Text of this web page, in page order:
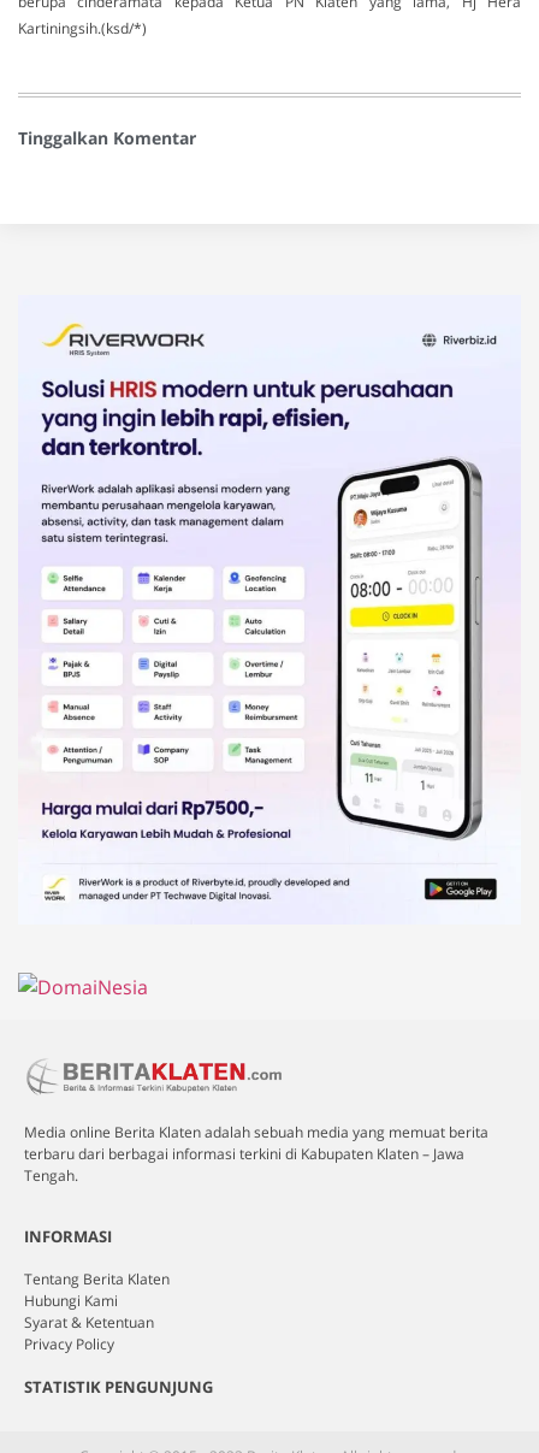
Kartiningsih.(ksd/*)
Tinggalkan Komentar
Media online Berita Klaten adalah sebuah media yang memuat berita
terbaru dari berbagai informasi terkini di Kabupaten Klaten – Jawa
Tengah.
INFORMASI
Tentang Berita Klaten
Hubungi Kami
Syarat & Ketentuan
Privacy Policy
STATISTIK PENGUNJUNG